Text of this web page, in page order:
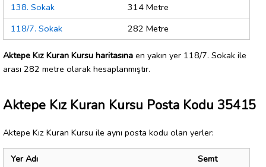
138. Sokak
314 Metre
118/7. Sokak
282 Metre
Aktepe Kız Kuran Kursu haritasına en yakın yer 118/7. Sokak ile
arası 282 metre olarak hesaplanmıştır.
Aktepe Kız Kuran Kursu Posta Kodu 35415
Aktepe Kız Kuran Kursu ile aynı posta kodu olan yerler:
Yer Adı
Semt